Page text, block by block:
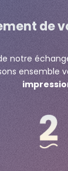
de
notre
ensemble